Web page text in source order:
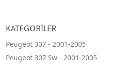
KATEGORİLER
Peugeot 307 - 2001-2005
Peugeot 307 Sw - 2001-2005